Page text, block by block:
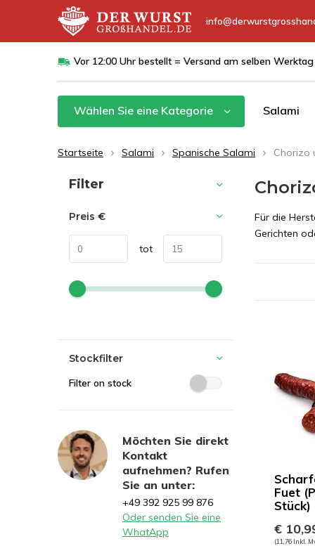
Vor 12:00 Uhr bestellt = Versand am selben Werktag
Wählen Sie eine Kategorie Salami
Startseite Salami Spanische Salami Chorizo
Für die
Gerichten
Fuet
Stück)
€
(11,76 Inkl.
Sortieren nach:
Filter
Preis €
tot
Stockfilter
Filter on stock
Möchten Sie direkt
Kontakt
aufnehmen? Rufen
Sie an unter:
+49 392 925 99 876
Oder senden Sie eine
WhatApp